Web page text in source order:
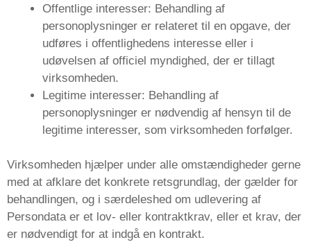
Offentlige interesser: Behandling af
personoplysninger er relateret til en opgave, der
udføres i offentlighedens interesse eller i
udøvelsen af ​​officiel myndighed, der er tillagt
virksomheden.
Legitime interesser: Behandling af
personoplysninger er nødvendig af hensyn til de
legitime interesser, som virksomheden forfølger.
Virksomheden hjælper under alle omstændigheder gerne
med at afklare det konkrete retsgrundlag, der gælder for
behandlingen, og i særdeleshed om udlevering af
Persondata er et lov- eller kontraktkrav, eller et krav, der
er nødvendigt for at indgå en kontrakt.